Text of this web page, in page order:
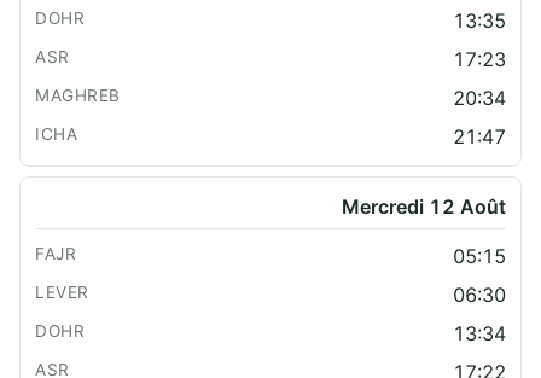
13:35
17:23
20:34
21:47
Mercredi 12 Août
05:15
06:30
13:34
17:22